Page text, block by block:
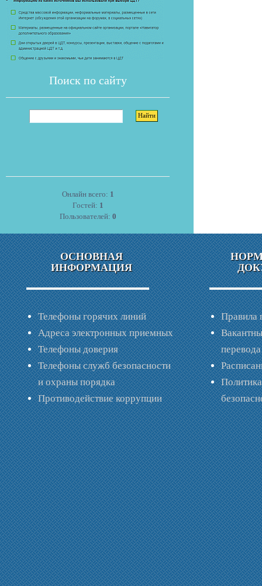
Поиск по сайту
Онлайн всего: 1
Гостей: 1
Пользователей: 0
ОСНОВНАЯ
ИНФОРМАЦИЯ
Телефоны горячих линий
Адреса электронных приемных
Телефоны доверия
Телефоны служб безопасности
и охраны порядка
Противодействие коррупции
Правила
перевода